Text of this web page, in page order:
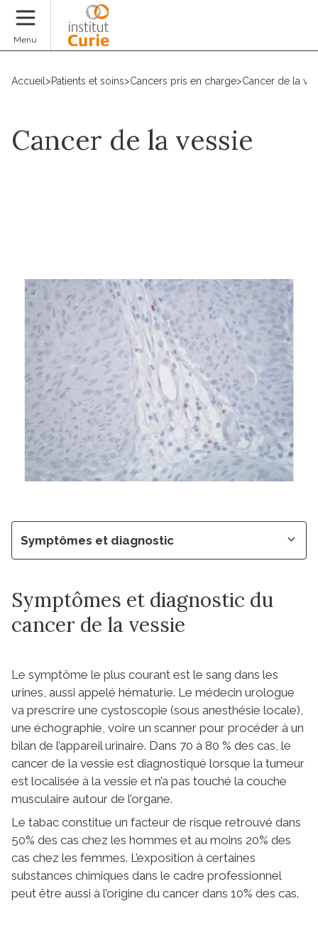
Menu
Accueil >Patients et soins>Cancers pris en charge>Cancer de la
Cancer de la vessie
Symptômes et diagnostic
Symptômes et diagnostic du
cancer de la vessie
Le symptôme le plus courant est le sang dans les
urines, aussi appelé hématurie. Le médecin urologue
va prescrire une cystoscopie (sous anesthésie locale),
une échographie, voire un scanner pour procéder à un
bilan de l’appareil urinaire. Dans 70 à 80 % des cas, le
cancer de la vessie est diagnostiqué lorsque la tumeur
est localisée à la vessie et n’a pas touché la couche
musculaire autour de l’organe.
Le tabac constitue un facteur de risque retrouvé dans
50% des cas chez les hommes et au moins 20% des
cas chez les femmes. L’exposition à certaines
substances chimiques dans le cadre professionnel
peut être aussi à l’origine du cancer dans 10% des cas.